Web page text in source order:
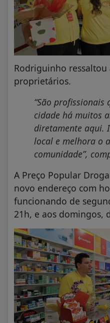
Rodriguinho
proprietários.
“São profissionais
cidade há muitos
diretamente aqui.
local e melhora o
comunidade”,
A Preço Popular
novo endereço com
funcionando de
21h, e aos domingos,